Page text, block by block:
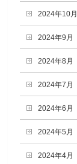
2024年10月
2024年9月
2024年8月
2024年7月
2024年6月
2024年5月
2024年4月